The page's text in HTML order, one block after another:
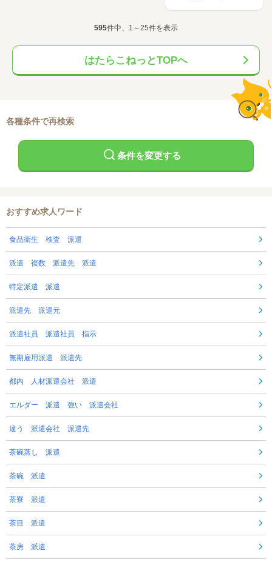
595件中、1～25件を表示
はたらこねっとTOPへ
各種条件で再検索
条件を変更する
おすすめ求人ワード
食品衛生 検査 派遣
派遣 複数 派遣先 派遣
特定派遣 派遣
派遣先 派遣元
派遣社員 派遣社員 指示
無期雇用派遣 派遣先
都内 人材派遣会社 派遣
エルダー 派遣 強い 派遣会社
違う 派遣会社 派遣先
茶碗蒸し 派遣
茶碗 派遣
茶寮 派遣
茶目 派遣
茶房 派遣